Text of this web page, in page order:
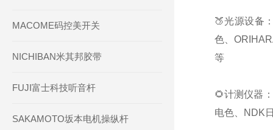
🍑光源设备
色、
等
🌻计测仪器
电色、NDK
MACOME码控美开关
NICHIBAN米其邦胶带
FUJI富士科技听音杆
SAKAMOTO坂本电机操纵杆